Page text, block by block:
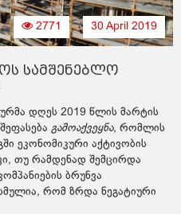
30 April 2019
2771
სამშენებლო
დღეს 2019 წლის მარტის
გამოაქვეყნა, რომლის
ეკონომიკური აქტივობის
თუ რამდენად შემცირდა
ბრუნვა
რომ ზრდა ნეგატიური